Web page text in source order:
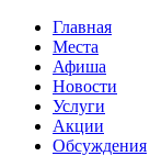
Главная
Места
Афиша
Новости
Услуги
Акции
Обсуждения